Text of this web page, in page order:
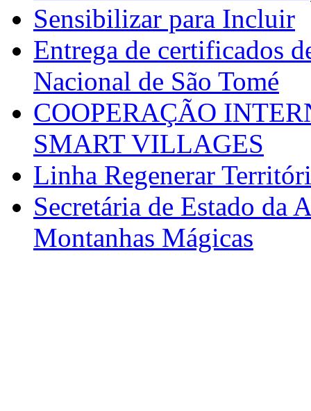
Sensibilizar para Incluir
Entrega de certificados
Nacional de São Tomé
COOPERAÇÃO
SMART VILLAGES
Linha Regenerar
Secretária de Estado da
Montanhas Mágicas